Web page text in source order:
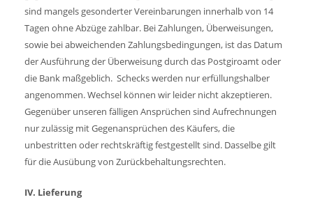
sind mangels gesonderter Vereinbarungen innerhalb von 14
Tagen ohne Abzüge zahlbar. Bei Zahlungen, Überweisungen,
sowie bei abweichenden Zahlungsbedingungen, ist das Datum
der Ausführung der Überweisung durch das Postgiroamt oder
die Bank maßgeblich. Schecks werden nur erfüllungshalber
angenommen. Wechsel können wir leider nicht akzeptieren.
Gegenüber unseren fälligen Ansprüchen sind Aufrechnungen
nur zulässig mit Gegenansprüchen des Käufers, die
unbestritten oder rechtskräftig festgestellt sind. Dasselbe gilt
für die Ausübung von Zurückbehaltungsrechten.
IV. Lieferung